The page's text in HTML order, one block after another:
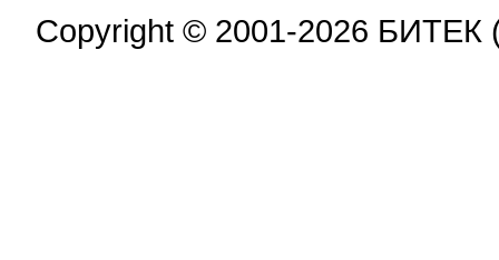
Copyright © 2001-2026 БИТЕК